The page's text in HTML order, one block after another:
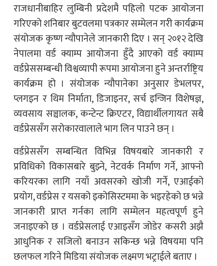
राजधानीबाहिर लुम्बिनी प्रदेशमै पहिलो पटक आयोजना
गरिएको शनिबार बुटवलमा पत्रकार सम्मेलन गरी कार्यक्रम
संयोजक कृष्ण न्यौपानेले जानकारी दिए । सन् २०१२ देखि
नेपालमा वर्ड क्याम्प आयोजना हुँदै आएको वर्ड क्याम्प
वर्डप्रेससम्बन्धी विश्वव्यापी रूपमा आयोजना हुने अन्तर्राष्ट्रिय
कार्यक्रम हो । संयोजक न्यौपानेका अनुसार डेभलपर,
प्लगइन र थिम निर्माता, डिजाइनर, सर्च इन्जिन विशेषज्ञ,
व्यवसाय सञ्चालक, कन्टेन्ट क्रिएटर, विद्यार्थीलगायत सबै
वर्डप्रेससँग सरोकारवालाले भाग लिन पाउने छन् ।
वर्डप्रेससँग सम्बन्धित विभिन्न विषयबारे जानकारी र
प्रविधिको विकासबारे बुझ्ने, नेटवर्क निर्माण गर्ने, आफ्नो
करियरका लागि नयाँ अवसरको खोजी गर्ने, एआईको
प्रयोग, वर्डप्रेस र यसको इकोसिस्टममा के भइरहेको छ भन्ने
जानकारी प्राप्त गर्नका लागि सम्मेलन महत्वपूर्ण हुने
जनाइएको छ । वर्डप्रेसलाई एआइसँग जोडेर कसरी अझै
आधुनिक र सजिलो बनाउन सकिन्छ भन्ने विषयमा पनि
छलफल गरिने मिडिया संयोजक लक्ष्मण भट्राईले बताए ।